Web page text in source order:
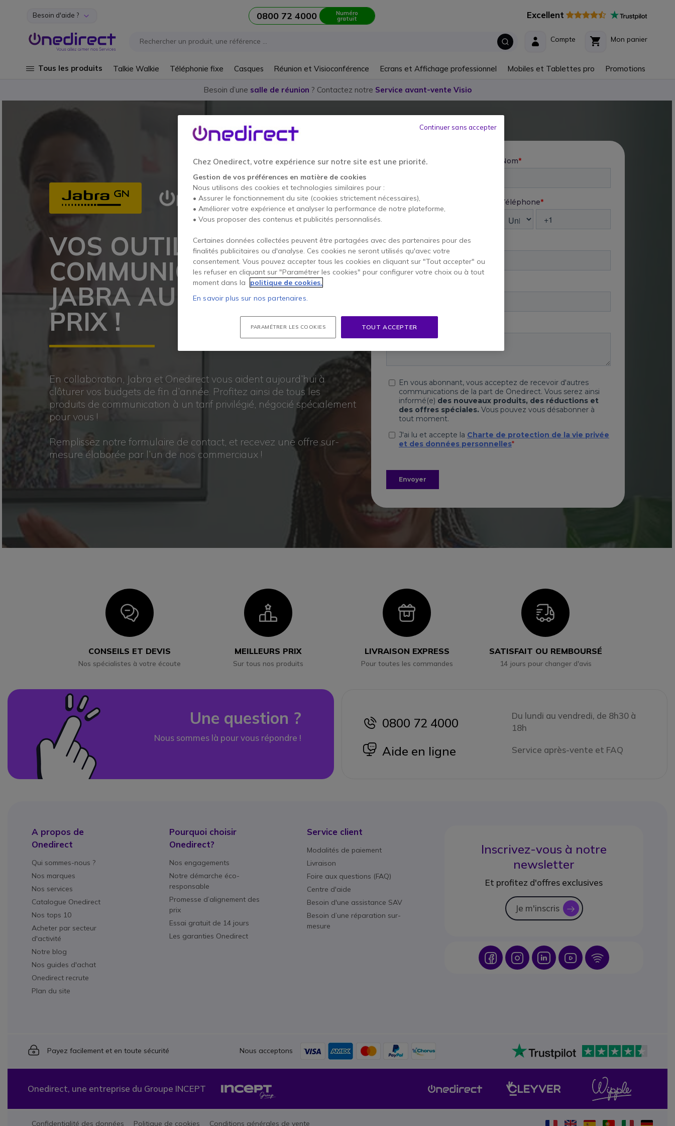
Aller au contenu
Besoin d'aide ? 0800 72 4000 Numéro
gratuit Excellent
Mon panier
Compte
Tous les produits Talkie Walkie Téléphonie fixe Casques Réunion et Visioconférence Ecrans et Affichage professionnel Mobiles et Tablettes pro Promotions
Besoin d’une salle de réunion ? Contactez notre Service avant-vente Visio
VOS OUTILS DE
COMMUNICATION
JABRA AU MEILLEUR
PRIX !
En collaboration, Jabra et Onedirect vous aident aujourd’hui à
clôturer vos budgets de fin d’année. Profitez ainsi de tous les
produits de communication à un tarif privilégié, négocié spécialement
pour vous !
Remplissez notre formulaire de contact, et recevez une offre sur-
mesure élaborée par l’un de nos commerciaux !
Icon
CONSEILS ET DEVIS
Nos spécialistes à votre écoute
Icon
MEILLEURS PRIX
Sur tous nos produits
Icon
LIVRAISON EXPRESS
Pour toutes les commandes
Icon
SATISFAIT OU REMBOURSÉ
14 jours pour changer d'avis
Une question ?
Nous sommes là pour vous répondre !
icon
0800 72 4000
Du lundi au vendredi, de 8h30 à
18h
icon
Aide en ligne Service après-vente et FAQ
A propos de
Onedirect
Qui sommes-nous ?
Nos marques
Nos services
Catalogue Onedirect
Nos tops 10
Acheter par secteur
d'activité
Notre blog
Nos guides d'achat
Onedirect recrute
Plan du site
Pourquoi choisir
Onedirect?
Nos engagements
Notre démarche éco-
responsable
Promesse d’alignement des
prix
Essai gratuit de 14 jours
Les garanties Onedirect
Service client
Modalités de paiement
Livraison
Foire aux questions (FAQ)
Centre d'aide
Besoin d'une assistance SAV
Besoin d’une réparation sur-
mesure
Inscrivez-vous à notre
newsletter
Et profitez d'offres exclusives
Je m'inscris icon
Icon IconIcon Icon Icon
Icon
Payez facilement et en toute sécurité Nous acceptons
Onedirect, une entreprise du Groupe INCEPT
Confidentialité des données Politique de cookies Conditions générales de vente
Chez Onedirect, votre expérience sur notre site est une priorité.
Gestion de vos préférences en matière de cookies
Nous utilisons des cookies et technologies similaires pour :
• Assurer le fonctionnement du site (cookies strictement nécessaires),
• Améliorer votre expérience et analyser la performance de notre plateforme,
• Vous proposer des contenus et publicités personnalisés.
Certaines données collectées peuvent être partagées avec des partenaires pour des
finalités publicitaires ou d'analyse. Ces cookies ne seront utilisés qu'avec votre
consentement. Vous pouvez accepter tous les cookies en cliquant sur "Tout accepter" ou
les refuser en cliquant sur "Paramétrer les cookies" pour configurer votre choix ou à tout
moment dans la
politique de cookies.
En savoir plus sur nos partenaires.
PARAMÉTRER LES COOKIES TOUT ACCEPTER
Continuer sans accepter